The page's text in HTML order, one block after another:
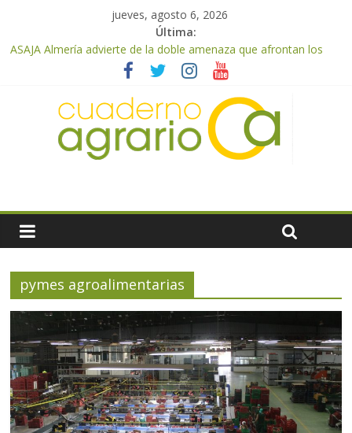
jueves, agosto 6, 2026
Última:
ASAJA Almería advierte de la doble amenaza que afrontan los
cítricos: la clorosis y la caída de los precios
ASAJA Almería: las primeras recolecciones de almendra
confirman una cosecha desigual marcada por las inclemencias
meteorológicas y la incertidumbre en los precios
El Ministerio de Agricultura, Pesca y Alimentación autoriza el
pago de 85 millones adicionales de ayudas de la PAC de
Cooperativas Agro-alimentarias de Andalucía celebra la
activación del mecanismo de regulación de oferta de aceite de
pymes agroalimentarias